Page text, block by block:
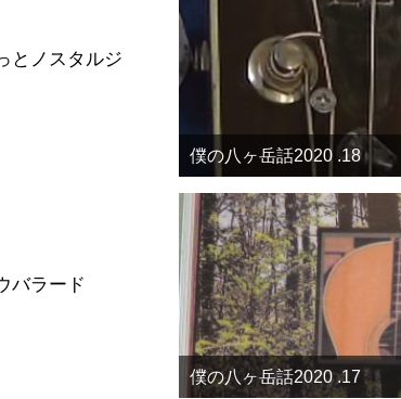
ノスタルジ
ラード
僕の八ヶ岳話2020 .18
僕の八ヶ岳話2020 .17